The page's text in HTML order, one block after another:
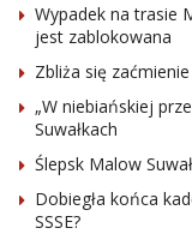
Wypadek na trasie
jest zablokowana
Zbliża się
„W niebiańskiej
Suwałkach
Ślepsk Malow
Dobiegła końca
SSSE?